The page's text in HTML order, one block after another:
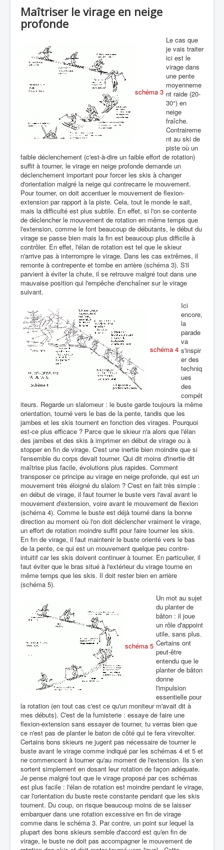
Maîtriser le virage en neige
profonde
schéma 3
Le cas que
je vais traiter
ici est le
virage dans
une pente
moyenneme
nt raide (20-
30°) en
neige
fraîche.
Contraireme
nt au ski de
piste où un
faible déclenchement (c'est-à-dire un faible effort de rotation)
suffit à tourner, le virage en neige profonde demande un
déclenchement important pour forcer les skis à changer
d'orientation malgré la neige qui contrecarre le mouvement.
Pour tourner, on doit accentuer le mouvement de flexion-
extension par rapport à la piste. Cela, tout le monde le sait,
mais la difficulté est plus subtile. En effet, si l'on se contente
de déclencher le mouvement de rotation en même temps que
l'extension, comme le font beaucoup de débutants, le début du
virage se passe bien mais la fin est beaucoup plus difficile à
contrôler. En effet, l'élan de rotation est tel que le skieur
n'arrive pas à interrompre le virage. Dans les cas extrêmes, il
remonte à contrepente et tombe en arrière (schéma 3). S'il
parvient à éviter la chute, il se retrouve malgré tout dans une
mauvaise position qui l'empêche d'enchaîner sur le virage
suivant.
schéma 4
Ici
encore,
la
parade
va
s'inspir
er des
techniq
ues
des
compét
iteurs. Regarde un slalomeur : le buste garde toujours la même
orientation, tourné vers le bas de la pente, tandis que les
jambes et les skis tournent en fonction des virages. Pourquoi
est-ce plus efficace ? Parce que le skieur n'a alors que l'élan
des jambes et des skis à imprimer en début de virage ou à
stopper en fin de virage. C'est une inertie bien moindre que si
l'ensemble du corps devait tourner. Qui dit moins d'inertie dit
maîtrise plus facile, évolutions plus rapides. Comment
transposer ce principe au virage en neige profonde, qui est un
mouvement très éloigné du slalom ? C'est en fait très simple :
en début de virage, il faut tourner le buste vers l'aval avant le
mouvement d'extension, voire avant le mouvement de flexion
(schéma 4). Comme le buste est déjà tourné dans la bonne
direction au moment où l'on doit déclencher vraiment le virage,
un effort de rotation moindre suffit pour faire tourner les skis.
En fin de virage, il faut maintenir le buste orienté vers le bas
de la pente, ce qui est un mouvement quelque peu contre-
intuitif car les skis doivent continuer à tourner. En particulier, il
faut éviter que le bras situé à l'extérieur du virage tourne en
même temps que les skis. Il doit rester bien en arrière
(schéma 5).
schéma 5
Un mot au sujet
du planter de
bâton : il joue
un rôle d'appoint
utile, sans plus.
Certains ont
peut-être
entendu que le
planter de bâton
donne
l'impulsion
essentielle pour
la rotation (en tout cas c'est ce qu'un moniteur m'avait dit à
mes débuts). C'est de la fumisterie : essaye de faire une
flexion-extension sans essayer de tourner, tu verras bien que
ce n'est pas de planter le baton de côté qui te fera virevolter.
Certains bons skieurs ne jugent pas nécessaire de tourner le
buste avant le virage comme indiqué par les schémas 4 et 5 et
ne commencent à tourner qu'au moment de l'extension. Ils s'en
sortent simplement en dosant leur rotation de façon adéquate.
Je pense malgré tout que le virage proposé par ces schémas
est plus facile : l'élan de rotation est moindre pendant le virage,
car l'orientation du buste reste constante pendant que les skis
tournent. Du coup, on risque beaucoup moins de se laisser
embarquer dans une rotation excessive en fin de virage
comme dans le schéma 3. Par contre, un point sur lequel la
plupart des bons skieurs semble d'accord est qu'en fin de
virage, le buste ne doit pas accompagner le mouvement de